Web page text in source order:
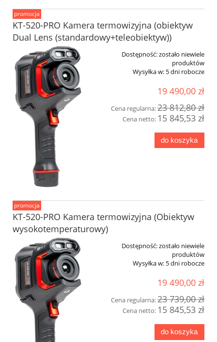
KT-520-PRO Kamera termowizyjna (obiektyw
Dual Lens (standardowy+teleobiektyw))
Dostępność:zostało niewiele
produktów
Wysyłka w: 5 dni robocze
19 490,00 zł
Cena regularna:23 812,80 zł
Cena netto: 15 845,53 zł
do koszyka
promocja
KT-520-PRO Kamera termowizyjna (Obiektyw
wysokotemperaturowy)
Dostępność:zostało niewiele
produktów
Wysyłka w: 5 dni robocze
19 490,00 zł
Cena regularna:23 739,00 zł
Cena netto: 15 845,53 zł
do koszyka
promocja